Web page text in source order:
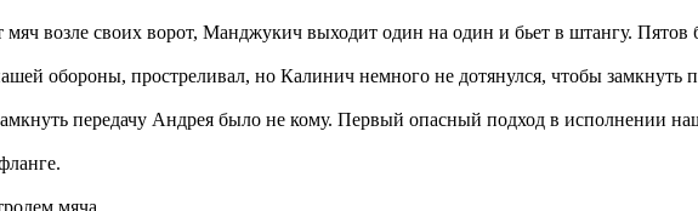
мяч возле своих ворот, Манджукич выходит один на один и бьет в штангу. Пятов
обороны, простреливал, но Калинич немного не дотянулся, чтобы замкнуть
передачу Андрея было не кому. Первый опасный подход в исполнении
мяча.